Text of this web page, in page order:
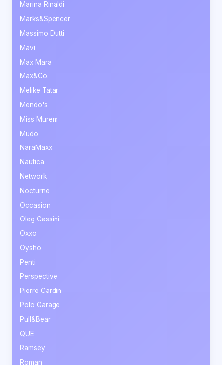
Marina Rinaldi
Marks&Spencer
Massimo Dutti
Mavi
Max Mara
Max&Co.
Melike Tatar
Mendo's
Miss Murem
Mudo
NaraMaxx
Nautica
Network
Nocturne
Occasion
Oleg Cassini
Oxxo
Oysho
Penti
Perspective
Pierre Cardin
Polo Garage
Pull&Bear
QUE
Ramsey
Roman